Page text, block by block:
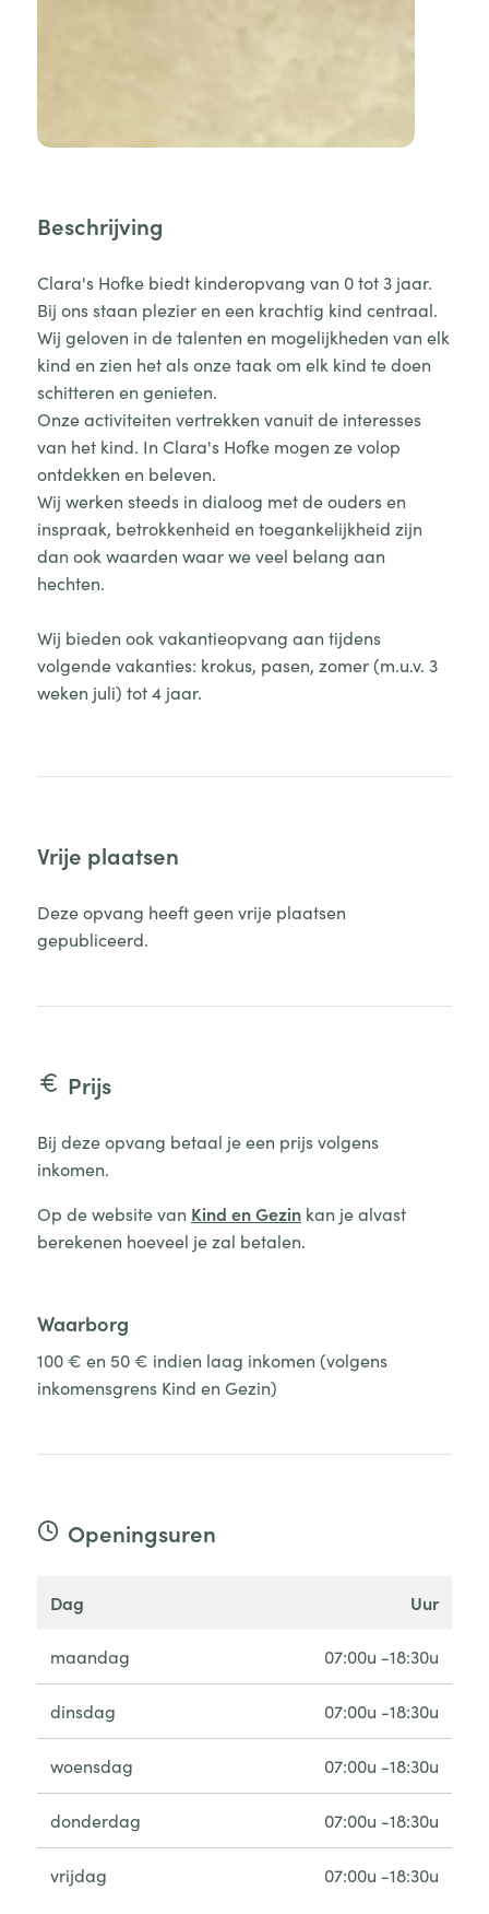
Beschrijving
Clara's Hofke biedt kinderopvang van 0 tot 3 jaar.
Bij ons staan plezier en een krachtig kind centraal.
Wij geloven in de talenten en mogelijkheden van elk
kind en zien het als onze taak om elk kind te doen
schitteren en genieten.
Onze activiteiten vertrekken vanuit de interesses
van het kind. In Clara's Hofke mogen ze volop
ontdekken en beleven.
Wij werken steeds in dialoog met de ouders en
inspraak, betrokkenheid en toegankelijkheid zijn
dan ook waarden waar we veel belang aan
hechten.
Wij bieden ook vakantieopvang aan tijdens
volgende vakanties: krokus, pasen, zomer (m.u.v. 3
weken juli) tot 4 jaar.
Vrije plaatsen
Deze opvang heeft geen vrije plaatsen
gepubliceerd.
Prijs
Bij deze opvang betaal je een prijs volgens
inkomen.
Op de website van Kind en Gezinkan je alvast
berekenen hoeveel je zal betalen.
Waarborg
100 € en 50 € indien laag inkomen (volgens
inkomensgrens Kind en Gezin)
Openingsuren
dag uur
maandag 07:00u -18:30u
dinsdag 07:00u -18:30u
woensdag 07:00u -18:30u
donderdag 07:00u -18:30u
vrijdag 07:00u -18:30u